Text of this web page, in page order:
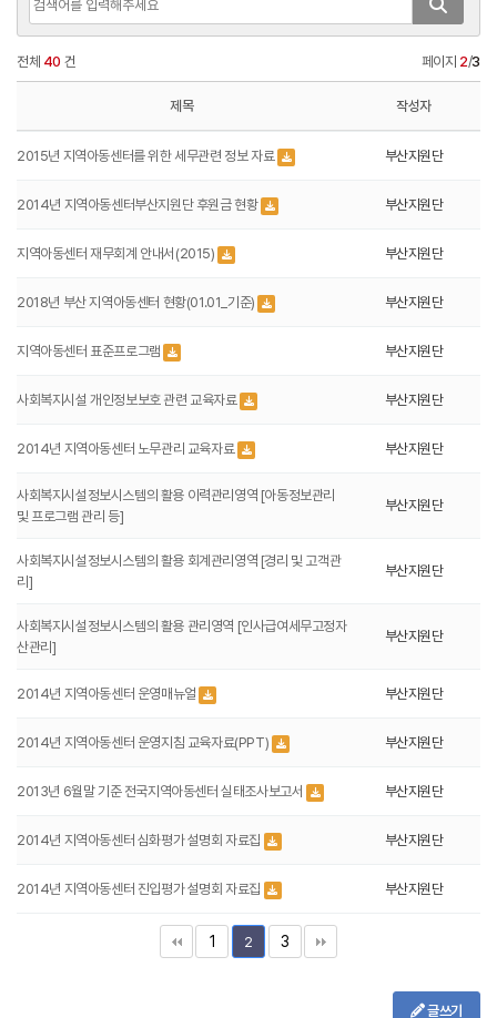
전체 40 건 페이지 2/3
제목 작성자
2015년 지역아동센터를 위한 세무관련 정보 자료 부산지원단
2014년 지역아동센터부산지원단 후원금 현황 부산지원단
지역아동센터 재무회계 안내서(2015) 부산지원단
2018년 부산 지역아동센터 현황(01.01_기준) 부산지원단
지역아동센터 표준프로그램 부산지원단
사회복지시설 개인정보보호 관련 교육자료 부산지원단
2014년 지역아동센터 노무관리 교육자료 부산지원단
사회복지시설정보시스템의 활용 이력관리영역 [아동정보관리
및 프로그램 관리 등]
부산지원단
사회복지시설정보시스템의 활용 회계관리영역 [경리 및 고객관
리]
부산지원단
사회복지시설정보시스템의 활용 관리영역 [인사급여세무고정자
산관리]
부산지원단
2014년 지역아동센터 운영매뉴얼 부산지원단
2014년 지역아동센터 운영지침 교육자료(PPT) 부산지원단
2013년 6월말 기준 전국지역아동센터 실태조사보고서 부산지원단
2014년 지역아동센터 심화평가 설명회 자료집 부산지원단
2014년 지역아동센터 진입평가 설명회 자료집 부산지원단
1 2 3
글쓰기